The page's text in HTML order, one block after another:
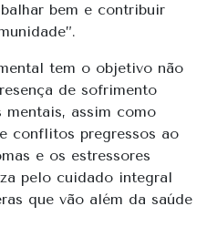
bem e contribuir
tem o objetivo não
de sofrimento
assim como
conflitos pregressos ao
e os estressores
pelo cuidado integral
que vão além da saúde